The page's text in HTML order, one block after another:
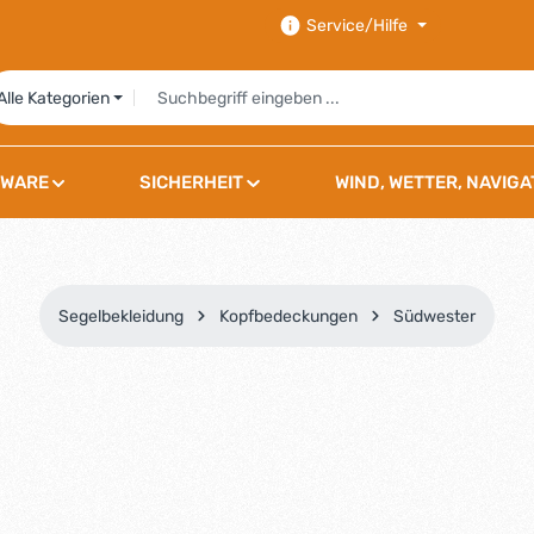
Service/Hilfe
Kategorien
SICHERHEIT WIND, WETTER,
Segelbekleidung Kopfbedeckungen Südwester